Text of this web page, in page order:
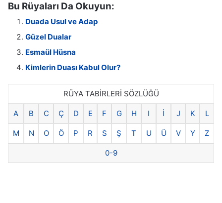
Bu Rüyaları Da Okuyun:
Duada Usul ve Adap
Güzel Dualar
Esmaül Hüsna
Kimlerin Duası Kabul Olur?
RÜYA TABİRLERİ SÖZLÜĞÜ
A B C Ç D E F G H I İ J K L
M N O Ö P R S Ş T U Ü V Y Z
0-9